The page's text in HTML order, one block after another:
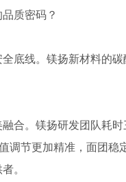
质密码？
底线。镁扬新材料的
合。镁扬研发团队耗
调节更加精准，面团
。